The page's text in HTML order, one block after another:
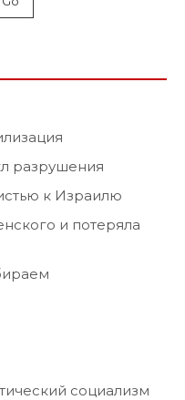
разрушения
к Израилю
и потеряла
социализм